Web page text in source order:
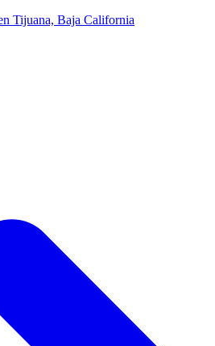
Tijuana, Baja California